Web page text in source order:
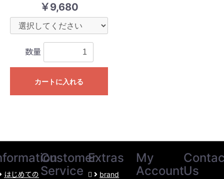
￥9,680
数量
カートに入れる
はじめての
Customer
Service
Extras
brand
My
AccountUs